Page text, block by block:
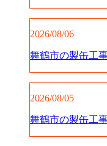
2026/08/06
舞鶴市の製缶工
2026/08/05
舞鶴市の製缶工